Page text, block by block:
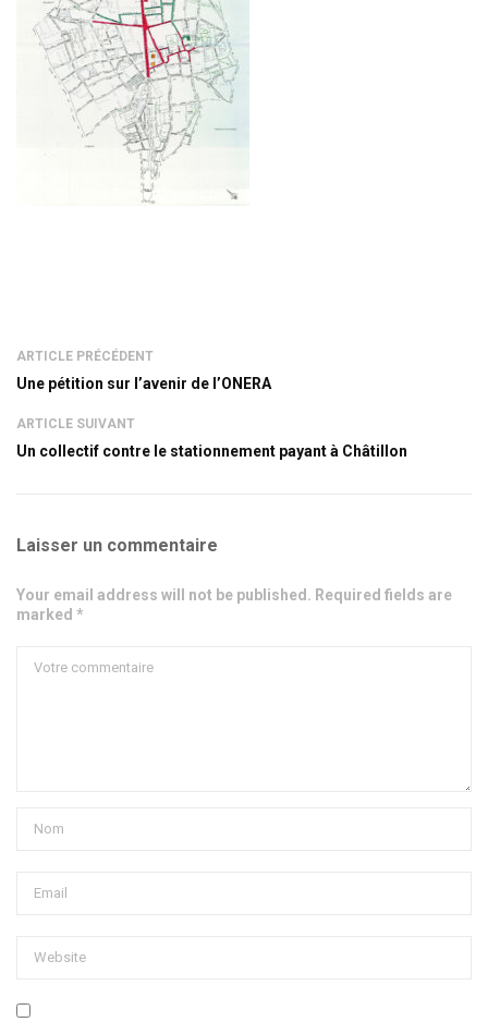
ARTICLE PRÉCÉDENT
Une pétition sur l’avenir de l’ONERA
ARTICLE SUIVANT
Un collectif contre le stationnement payant à Châtillon
Laisser un commentaire
Your email address will not be published. Required fields are
marked *